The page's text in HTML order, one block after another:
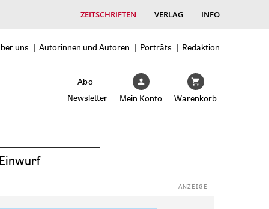
ZEITSCHRIFTEN VERLAG INFO
uns Autorinnen und Autoren Porträts Redaktion
Abo
Newsletter
Mein Konto Warenkorb